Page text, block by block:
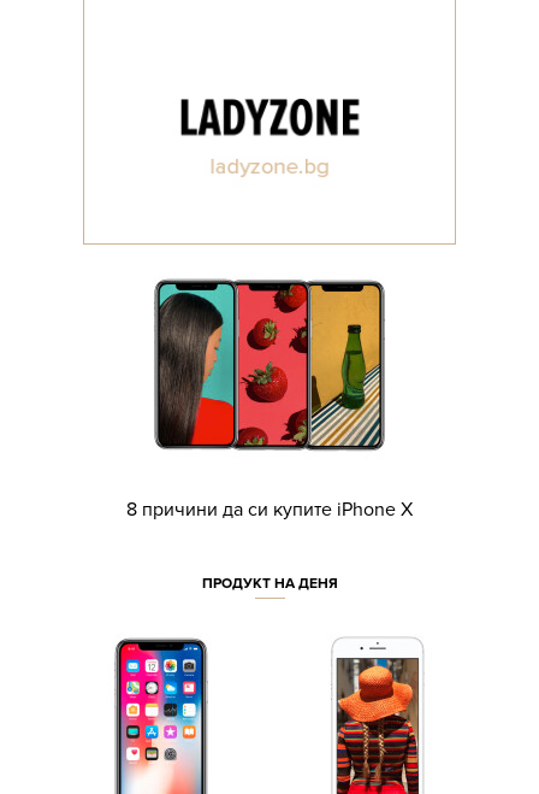
8 причини да си купите iPhone X
ПРОДУКТ НА ДЕНЯ